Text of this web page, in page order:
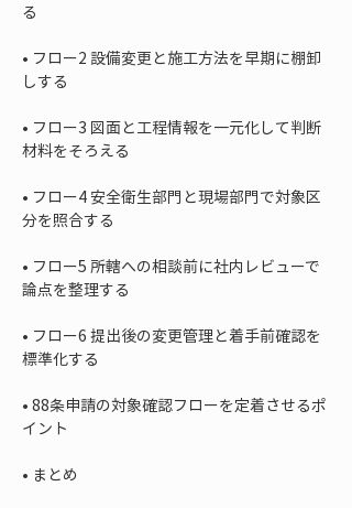
• フロー2 設備変更と施工方法を早期に棚卸
• フロー3 図面と工程情報を一元化して判断
• フロー4 安全衛生部門と現場部門で対象区
• フロー5 所轄への相談前に社内レビューで
• フロー6 提出後の変更管理と着手前確認を
• 88条申請の対象確認フローを定着させるポ
• まとめ